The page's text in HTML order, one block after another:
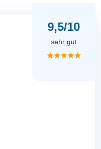
9,5/10
sehr gut
★★★★★